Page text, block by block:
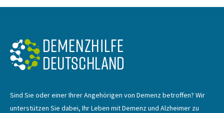
Sind Sie oder einer Ihrer Angehörigen von Demenz betroffen? Wir
unterstützen Sie dabei, Ihr Leben mit Demenz und Alzheimer zu